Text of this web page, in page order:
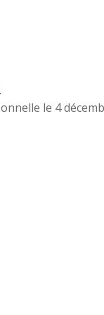
le 4